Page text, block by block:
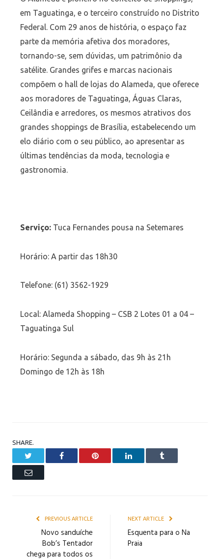
em Taguatinga, e o terceiro construído no Distrito
Federal. Com 29 anos de história, o espaço faz
parte da memória afetiva dos moradores,
tornando-se, sem dúvidas, um patrimônio da
satélite. Grandes grifes e marcas nacionais
compõem o hall de lojas do Alameda, que oferece
aos moradores de Taguatinga, Águas Claras,
Ceilândia e arredores, os mesmos atrativos dos
grandes shoppings de Brasília, estabelecendo um
elo diário com o seu público, ao apresentar as
últimas tendências da moda, tecnologia e
gastronomia.
Serviço:Tuca Fernandes pousa na Setemares
Horário: A partir das 18h30
Telefone: (61) 3562-1929
Local: Alameda Shopping – CSB 2 Lotes 01 a 04 –
Taguatinga Sul
Horário: Segunda a sábado, das 9h às 21h
Domingo de 12h às 18h
SHARE.
Facebook Pinterest LinkedIn Tumblr
Email
PREVIOUS ARTICLE
Novo sanduíche
Bob’s Tentador
chega para todos os
NEXT ARTICLE
Esquenta para o Na
Praia